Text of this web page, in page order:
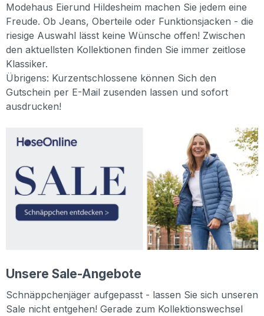
Modehaus Eierund Hildesheim machen Sie jedem eine
Freude. Ob Jeans, Oberteile oder Funktionsjacken - die
riesige Auswahl lässt keine Wünsche offen! Zwischen
den aktuellsten Kollektionen finden Sie immer zeitlose
Klassiker.
Übrigens: Kurzentschlossene können Sich den
Gutschein per E-Mail zusenden lassen und sofort
ausdrucken!
Unsere Sale-Angebote
Schnäppchenjäger aufgepasst - lassen Sie sich unseren
Sale nicht entgehen! Gerade zum Kollektionswechsel